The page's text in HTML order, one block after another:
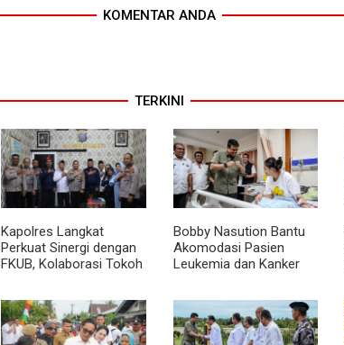
KOMENTAR ANDA
TERKINI
Kapolres Langkat
Perkuat Sinergi dengan
FKUB, Kolaborasi Tokoh
Menjaga Kamtibmas
Bobby Nasution Bantu
Akomodasi Pasien
Leukemia dan Kanker
Thomsen